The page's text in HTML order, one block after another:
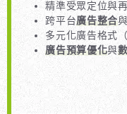
精準受眾定位與再
跨平台廣告整合
多元化廣告格式
廣告預算優化與